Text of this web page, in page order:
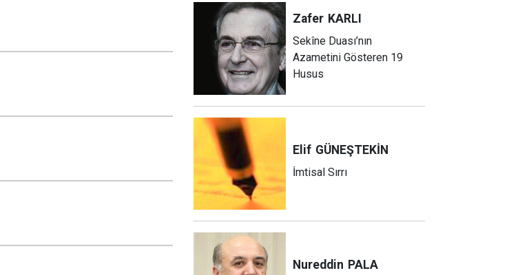
Zafer KARLI
Sekîne Duası’nın
Azametini Gösteren 19
Husus
Elif GÜNEŞTEKİN
İmtisal Sırrı
Nureddin PALA